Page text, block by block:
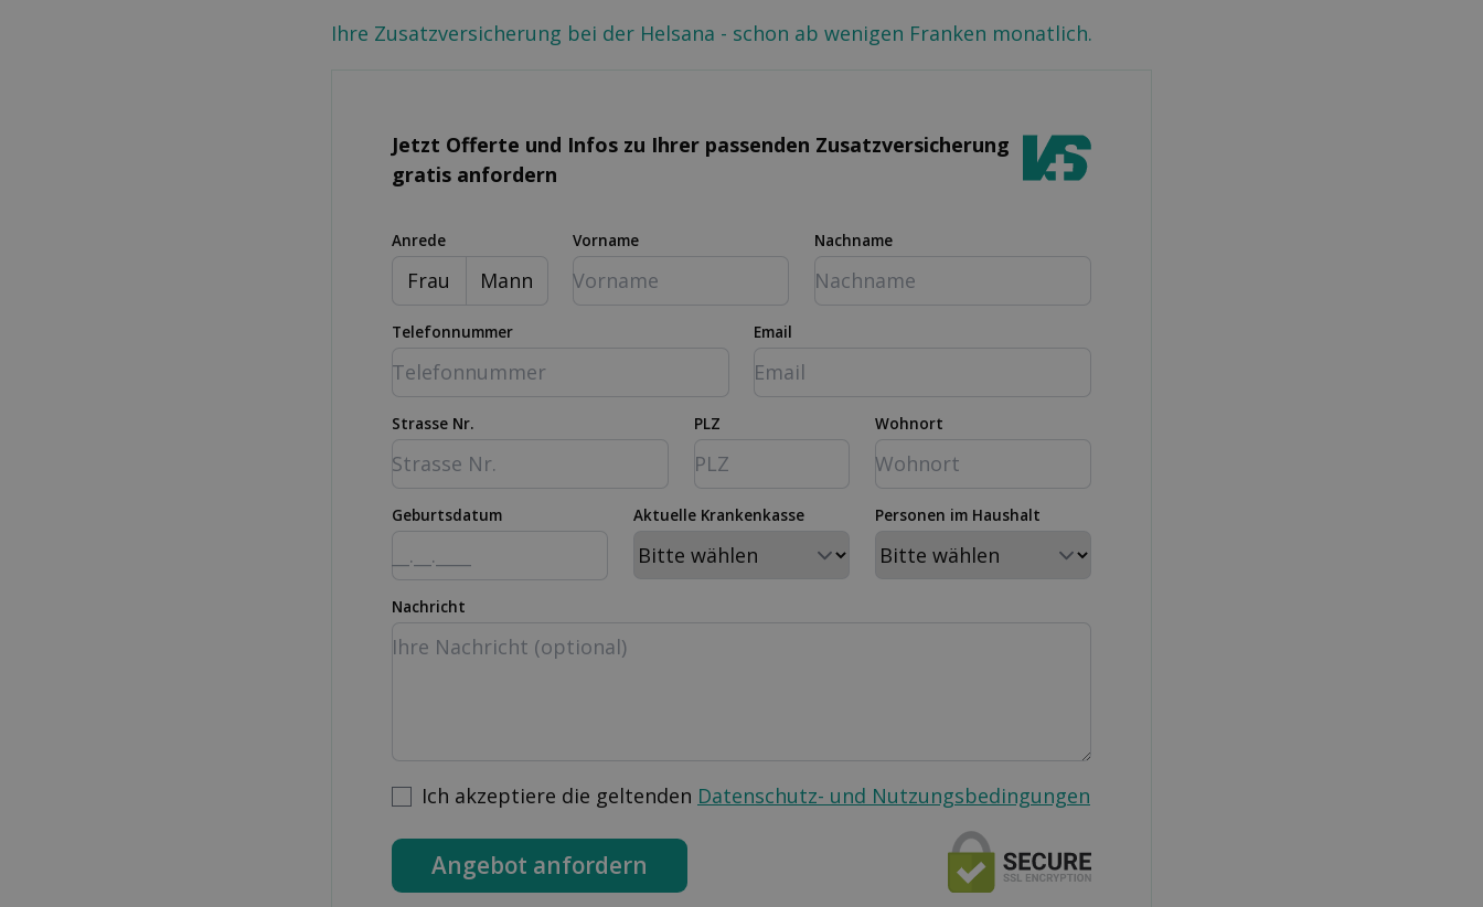
Ihre Zusatzversicherung bei der Helsana - schon ab wenigen Franken monatlich.
Jetzt Offerte und Infos zu Ihrer passenden Zusatz­versicherung
gratis anfordern
Anrede
Frau Mann
Vorname Nachname
Telefonnummer Email
Strasse Nr. PLZ Wohnort
Geburtsdatum Aktuelle Krankenkasse Personen im Haushalt
Nachricht
Ich akzeptiere die geltenden Datenschutz- und Nutzungsbedingungen
Angebot anfordern